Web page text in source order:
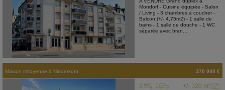
Mondorf - Cuisine équipée - Salon
/ Living - 3 chambres à coucher -
Balcon (+/- 4,75m2) - 1 salle de
bains - 1 salle de douche - 1 WC
séparée avec bran...
Maison mitoyenne à Niederkorn 370 000 €
+/- 120 m²
3 1